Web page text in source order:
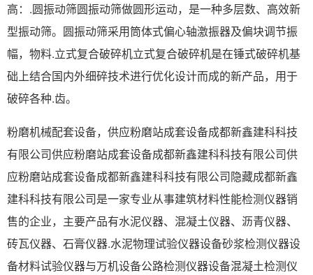
高：.圆振动筛圆振动筛做圆形运动，是一种多层数、高效新
型振动筛。圆振动筛采用筒体式偏心轴激振器及偏块调节振
幅，物料.立式复合破碎机立式复合破碎机是在锤式破碎机基
础上结合国内外细碎技术进行优化设计而成的新产品，用于
破碎各种.齿。
粉磨机械配套设备，供应粉磨站成套设备成都新鑫建科科技
有限公司供应粉磨站成套设备成都新鑫建科科技有限公司供
应粉磨站成套设备成都新鑫建科科技有限公司隐藏成都新鑫
建科科技有限公司是一家专业从事建筑材料性能检测仪器销
售的企业，主要产品有水泥仪器、混凝土仪器、沥青仪器、
砖瓦仪器、石膏仪器.水泥物理试验仪器设备砂浆检测仪器设
备材料试验仪器与万机设备公路检测仪器设备混凝土检测仪